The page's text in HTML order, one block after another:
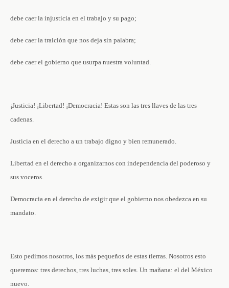
debe caer la injusticia en el trabajo y su pago;
debe caer la traición que nos deja sin palabra;
debe caer el gobierno que usurpa nuestra voluntad.
¡Justicia! ¡Libertad! ¡Democracia! Estas son las tres llaves de las tres
cadenas.
Justicia en el derecho a un trabajo digno y bien remunerado.
Libertad en el derecho a organizarnos con independencia del poderoso y
sus voceros.
Democracia en el derecho de exigir que el gobierno nos obedezca en su
mandato.
Esto pedimos nosotros, los más pequeños de estas tierras. Nosotros esto
queremos: tres derechos, tres luchas, tres soles. Un mañana: el del México
nuevo.